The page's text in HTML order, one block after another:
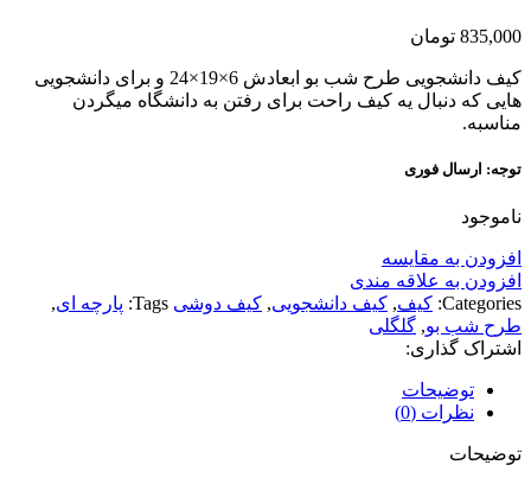
835,000 تومان
کیف دانشجویی طرح شب بو ابعادش 6×19×24 و برای دانشجویی
هایی که دنبال یه کیف راحت برای رفتن به دانشگاه میگردن
مناسبه.
توجه: ارسال فوری
ناموجود
افزودن به مقایسه
افزودن به علاقه مندی
Categories: کیف, کیف دانشجویی, کیف دوشی Tags: پارچه ای,
طرح شب بو, گلگلی
اشتراک گذاری:
توضیحات
نظرات (0)
توضیحات